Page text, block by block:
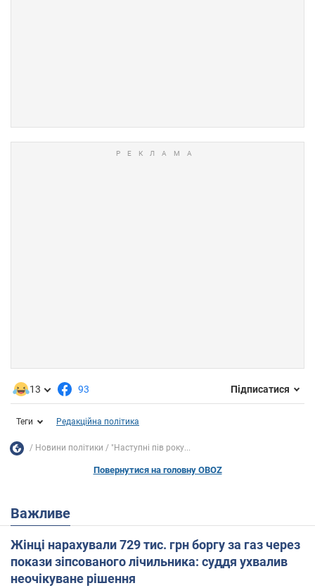
13 93 Підписатися
Теги Редакційна політика
Новини політики "Наступні пів року...
Повернутися на головну OBOZ
Важливе
Жінці нарахували 729 тис. грн боргу за газ через
покази зіпсованого лічильника: суддя ухвалив
неочікуване рішення